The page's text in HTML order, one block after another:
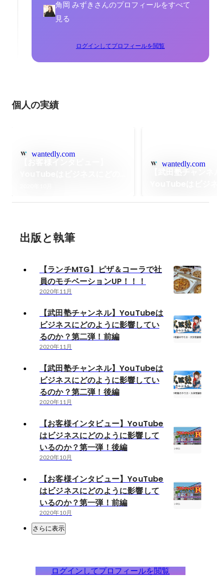
角岡 みずきさんのプロフィールをすべて
見る
ログインしてプロフィールを閲覧
個人の実績
wantedly.com
wantedly.com
出版と執筆
【ランチMTG】ピザ＆コーラで社
員のモチベーションUP！！！
2020年11月
【武田塾チャンネル】YouTubeは
ビジネスにどのように影響してい
るのか？第二弾！前編
2020年11月
【武田塾チャンネル】YouTubeは
ビジネスにどのように影響してい
るのか？第二弾！後編
2020年11月
【お客様インタビュー】YouTube
はビジネスにどのように影響して
いるのか？第一弾！後編
2020年10月
【お客様インタビュー】YouTube
はビジネスにどのように影響して
いるのか？第一弾！前編
2020年10月
さらに表示
ログインしてプロフィールを閲覧